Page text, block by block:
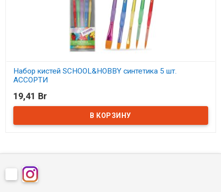
Набор кистей SCHOOL&HOBBY синтетика 5 шт.
АССОРТИ
В наличии
19,41 Br